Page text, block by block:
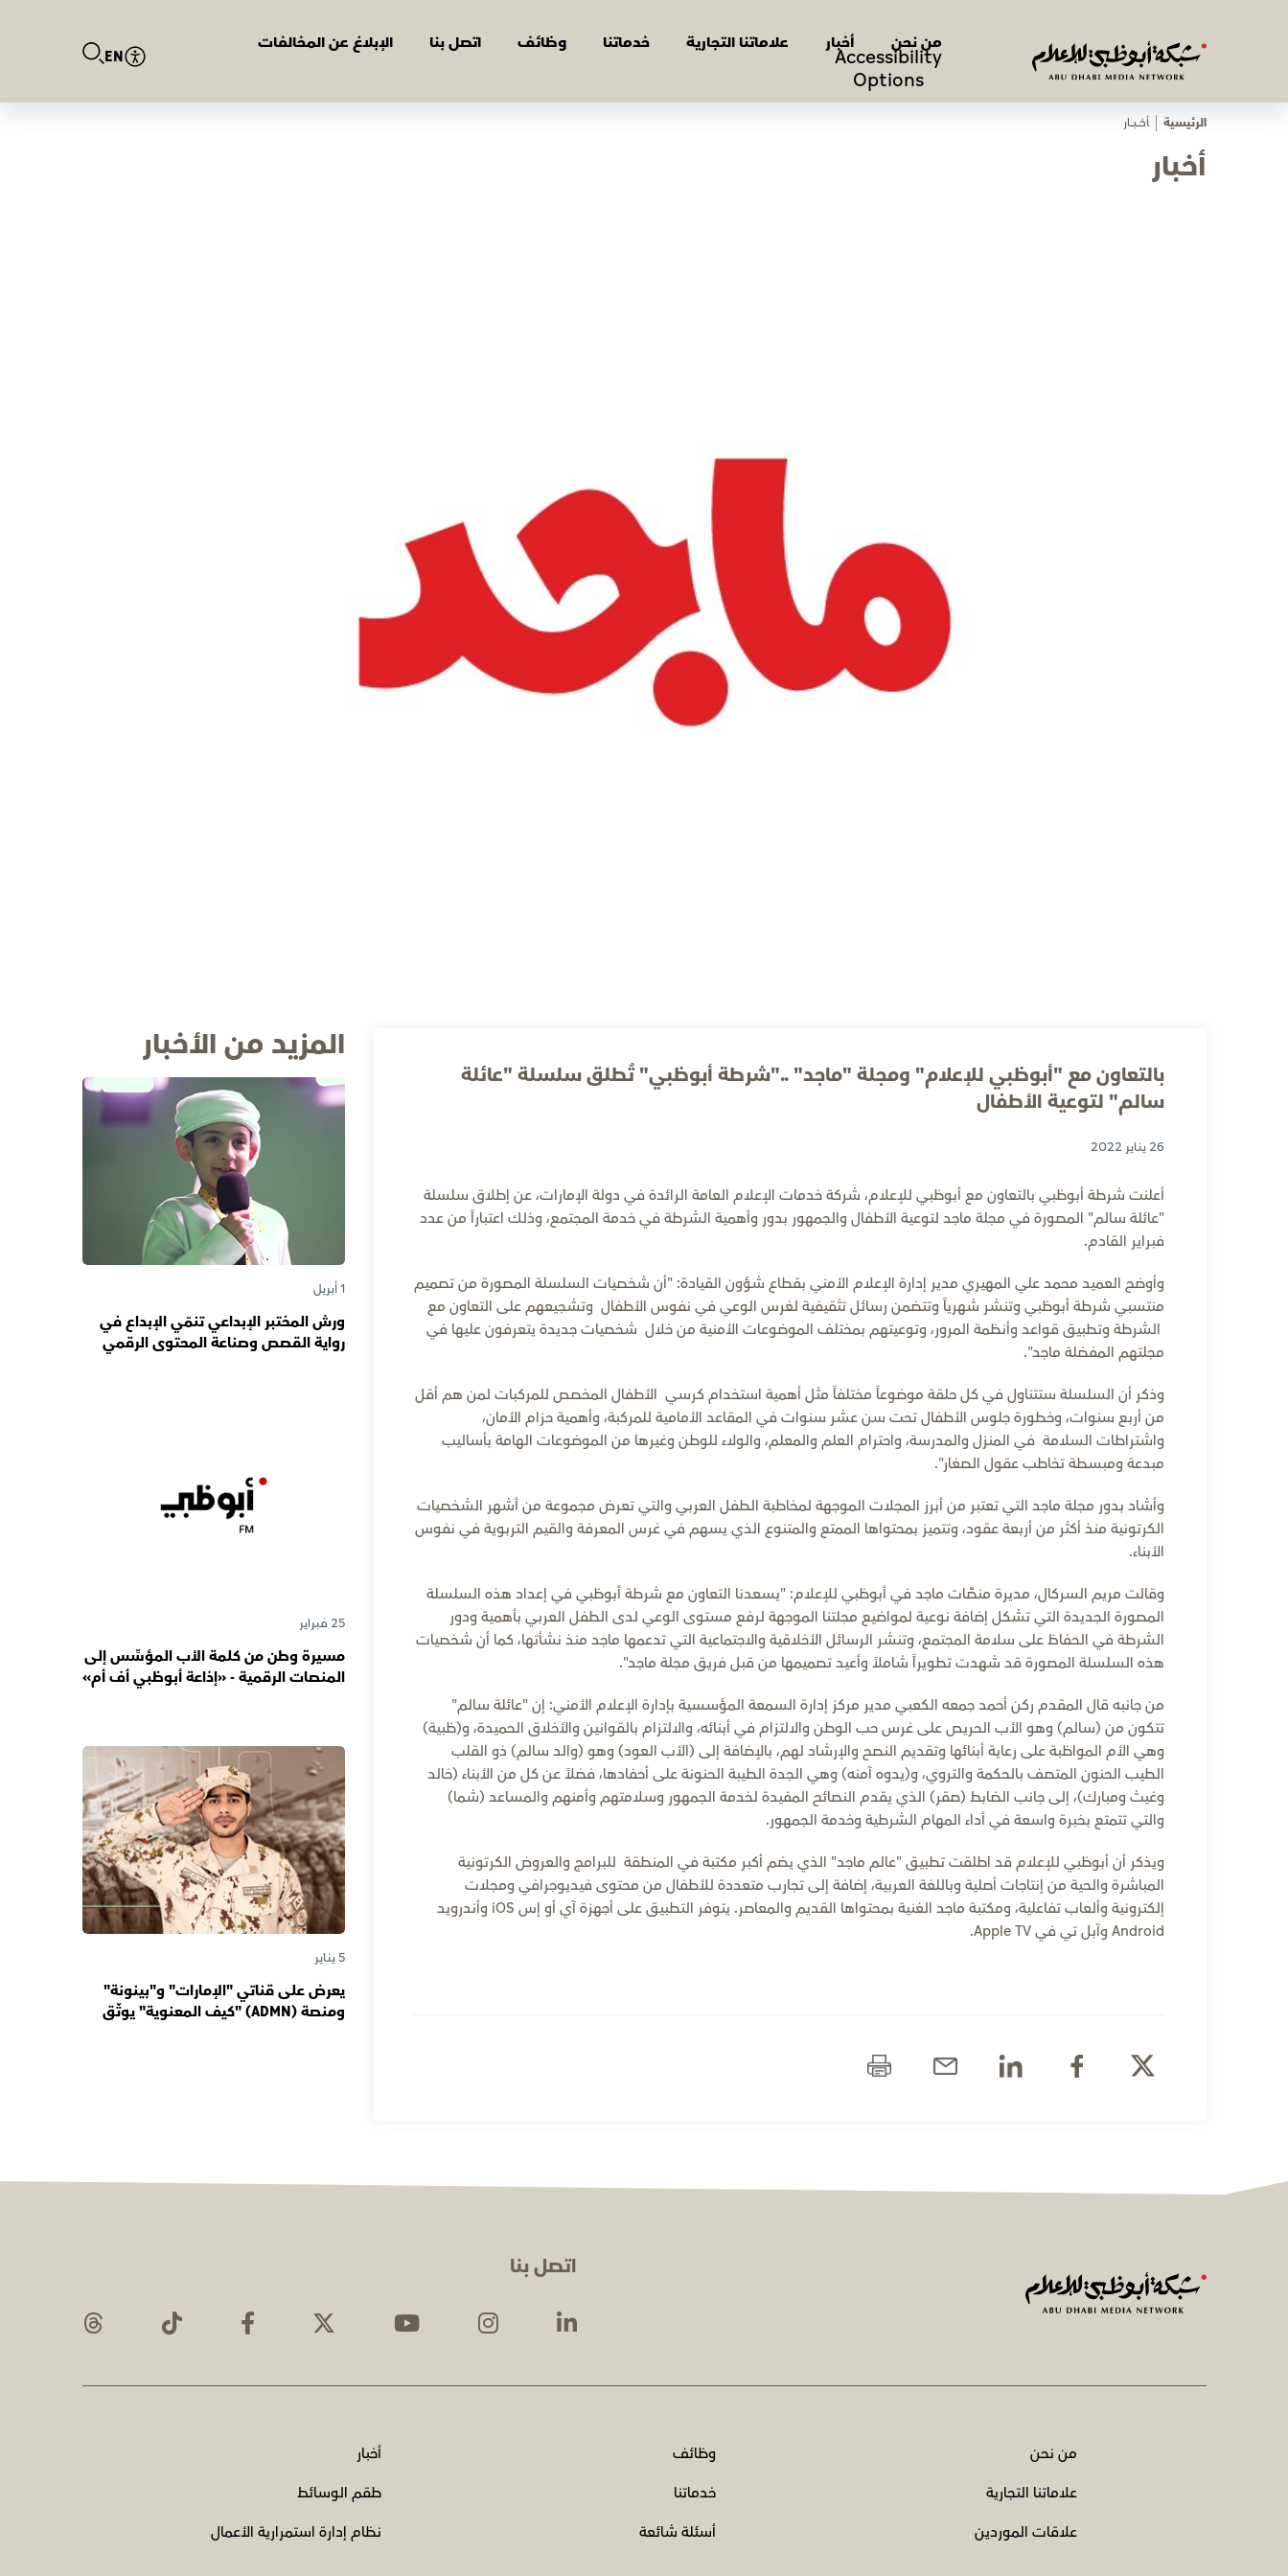
من نحن أخبار علاماتنا التجارية خدماتنا وظائف اتصل بنا الإبلاغ عن المخالفات
Accessibility
Options
EN
الرئيسية ﺄﺧـــﺒـــﺎر
أخبار
بالتعاون مع "أبوظبي للإعلام" ومجلة "ماجد" .."شرطة أبوظبي" تُطلق سلسلة "عائلة
سالم" لتوعية الأطفال
26 يناير 2022
أعلنت شرطة أبوظبي بالتعاون مع أبوظبي للإعلام، شركة خدمات الإعلام العامة الرائدة في دولة الإمارات، عن إطلاق سلسلة
"عائلة سالم" المصورة في مجلة ماجد لتوعية الأطفال والجمهور بدور وأهمية الشرطة في خدمة المجتمع، وذلك اعتباراً من عدد
فبراير القادم.
وأوضح العميد محمد علي المهيري مدير إدارة الإعلام الأمني بقطاع شؤون القيادة: "أن شخصيات السلسلة المصورة من تصميم
منتسبي شرطة أبوظبي وتنشر شهرياً وتتضمن رسائل تثقيفية لغرس الوعي في نفوس الأطفال وتشجيعهم على التعاون مع
الشرطة وتطبيق قواعد وأنظمة المرور، وتوعيتهم بمختلف الموضوعات الأمنية من خلال شخصيات جديدة يتعرفون عليها في
مجلتهم المفضلة ماجد".
وذكر أن السلسلة ستتناول في كل حلقة موضوعاً مختلفاً مثل أهمية استخدام كرسي الأطفال المخصص للمركبات لمن هم أقل
من أربع سنوات، وخطورة جلوس الأطفال تحت سن عشر سنوات في المقاعد الأمامية للمركبة، وأهمية حزام الأمان،
واشتراطات السلامة في المنزل والمدرسة، واحترام العلم والمعلم، والولاء للوطن وغيرها من الموضوعات الهامة بأساليب
مبدعة ومبسطة تخاطب عقول الصغار".
وأشاد بدور مجلة ماجد التي تعتبر من أبرز المجلات الموجهة لمخاطبة الطفل العربي والتي تعرض مجموعة من أشهر الشخصيات
الكرتونية منذ أكثر من أربعة عقود، وتتميز بمحتواها الممتع والمتنوع الذي يسهم في غرس المعرفة والقيم التربوية في نفوس
الأبناء.
وقالت مريم السركال، مديرة منصّات ماجد في أبوظبي للإعلام: "يسعدنا التعاون مع شرطة أبوظبي في إعداد هذه السلسلة
المصورة الجديدة التي تشكل إضافة نوعية لمواضيع مجلتنا الموجهة لرفع مستوى الوعي لدى الطفل العربي بأهمية ودور
الشرطة في الحفاظ على سلامة المجتمع، وتنشر الرسائل الأخلاقية والاجتماعية التي تدعمها ماجد منذ نشأتها، كما أن شخصيات
هذه السلسلة المصورة قد شهدت تطويراً شاملاً وأعيد تصميمها من قبل فريق مجلة ماجد".
من جانبه قال المقدم ركن أحمد جمعه الكعبي مدير مركز إدارة السمعة المؤسسية بإدارة الإعلام الأمني: إن "عائلة سالم"
تتكون من (سالم) وهو الأب الحريص على غرس حب الوطن والالتزام في أبنائه، والالتزام بالقوانين والأخلاق الحميدة، و(ظبية)
وهي الأم المواظبة على رعاية أبنائها وتقديم النصح والإرشاد لهم، بالإضافة إلى (الأب العود) وهو (والد سالم) ذو القلب
الطيب الحنون المتصف بالحكمة والتروي، و(يدوه آمنه) وهي الجدة الطيبة الحنونة على أحفادها، فضلاً عن كل من الأبناء (خالد
وغيث ومبارك)، إلى جانب الضابط (صقر) الذي يقدم النصائح المفيدة لخدمة الجمهور وسلامتهم وأمنهم والمساعد (شما)
والتي تتمتع بخبرة واسعة في أداء المهام الشرطية وخدمة الجمهور.
ويذكر أن أبوظبي للإعلام قد اطلقت تطبيق "عالم ماجد" الذي يضم أكبر مكتبة في المنطقة للبرامج والعروض الكرتونية
المباشرة والحية من إنتاجات أصلية وباللغة العربية، إضافة إلى تجارب متعددة للأطفال من محتوى فيديوجرافي ومجلات
إلكترونية وألعاب تفاعلية، ومكتبة ماجد الغنية بمحتواها القديم والمعاصر. يتوفر التطبيق على أجهزة آي أو إس iOS وأندرويد
Android وآبل تي في Apple TV.
المزيد من الأخبار
1 أبريل
ورش المختبر الإبداعي تنمّي الإبداع في
رواية القصص وصناعة المحتوى الرقمي
25 فبراير
مسيرة وطن من كلمة الأب المؤسِّس إلى
المنصات الرقمية - «إذاعة أبوظبي أف أم»
5 يناير
يعرض على قناتي "الإمارات" و"بينونة"
ومنصة (ADMN) "كيف المعنوية" يوثّق
اتصل بنا
من نحن وظائف
أخبار
علاماتنا التجارية
خدماتنا
طقم الوسائط
علاقات الموردين
أسئلة شائعة نظام إدارة استمرارية الأعمال